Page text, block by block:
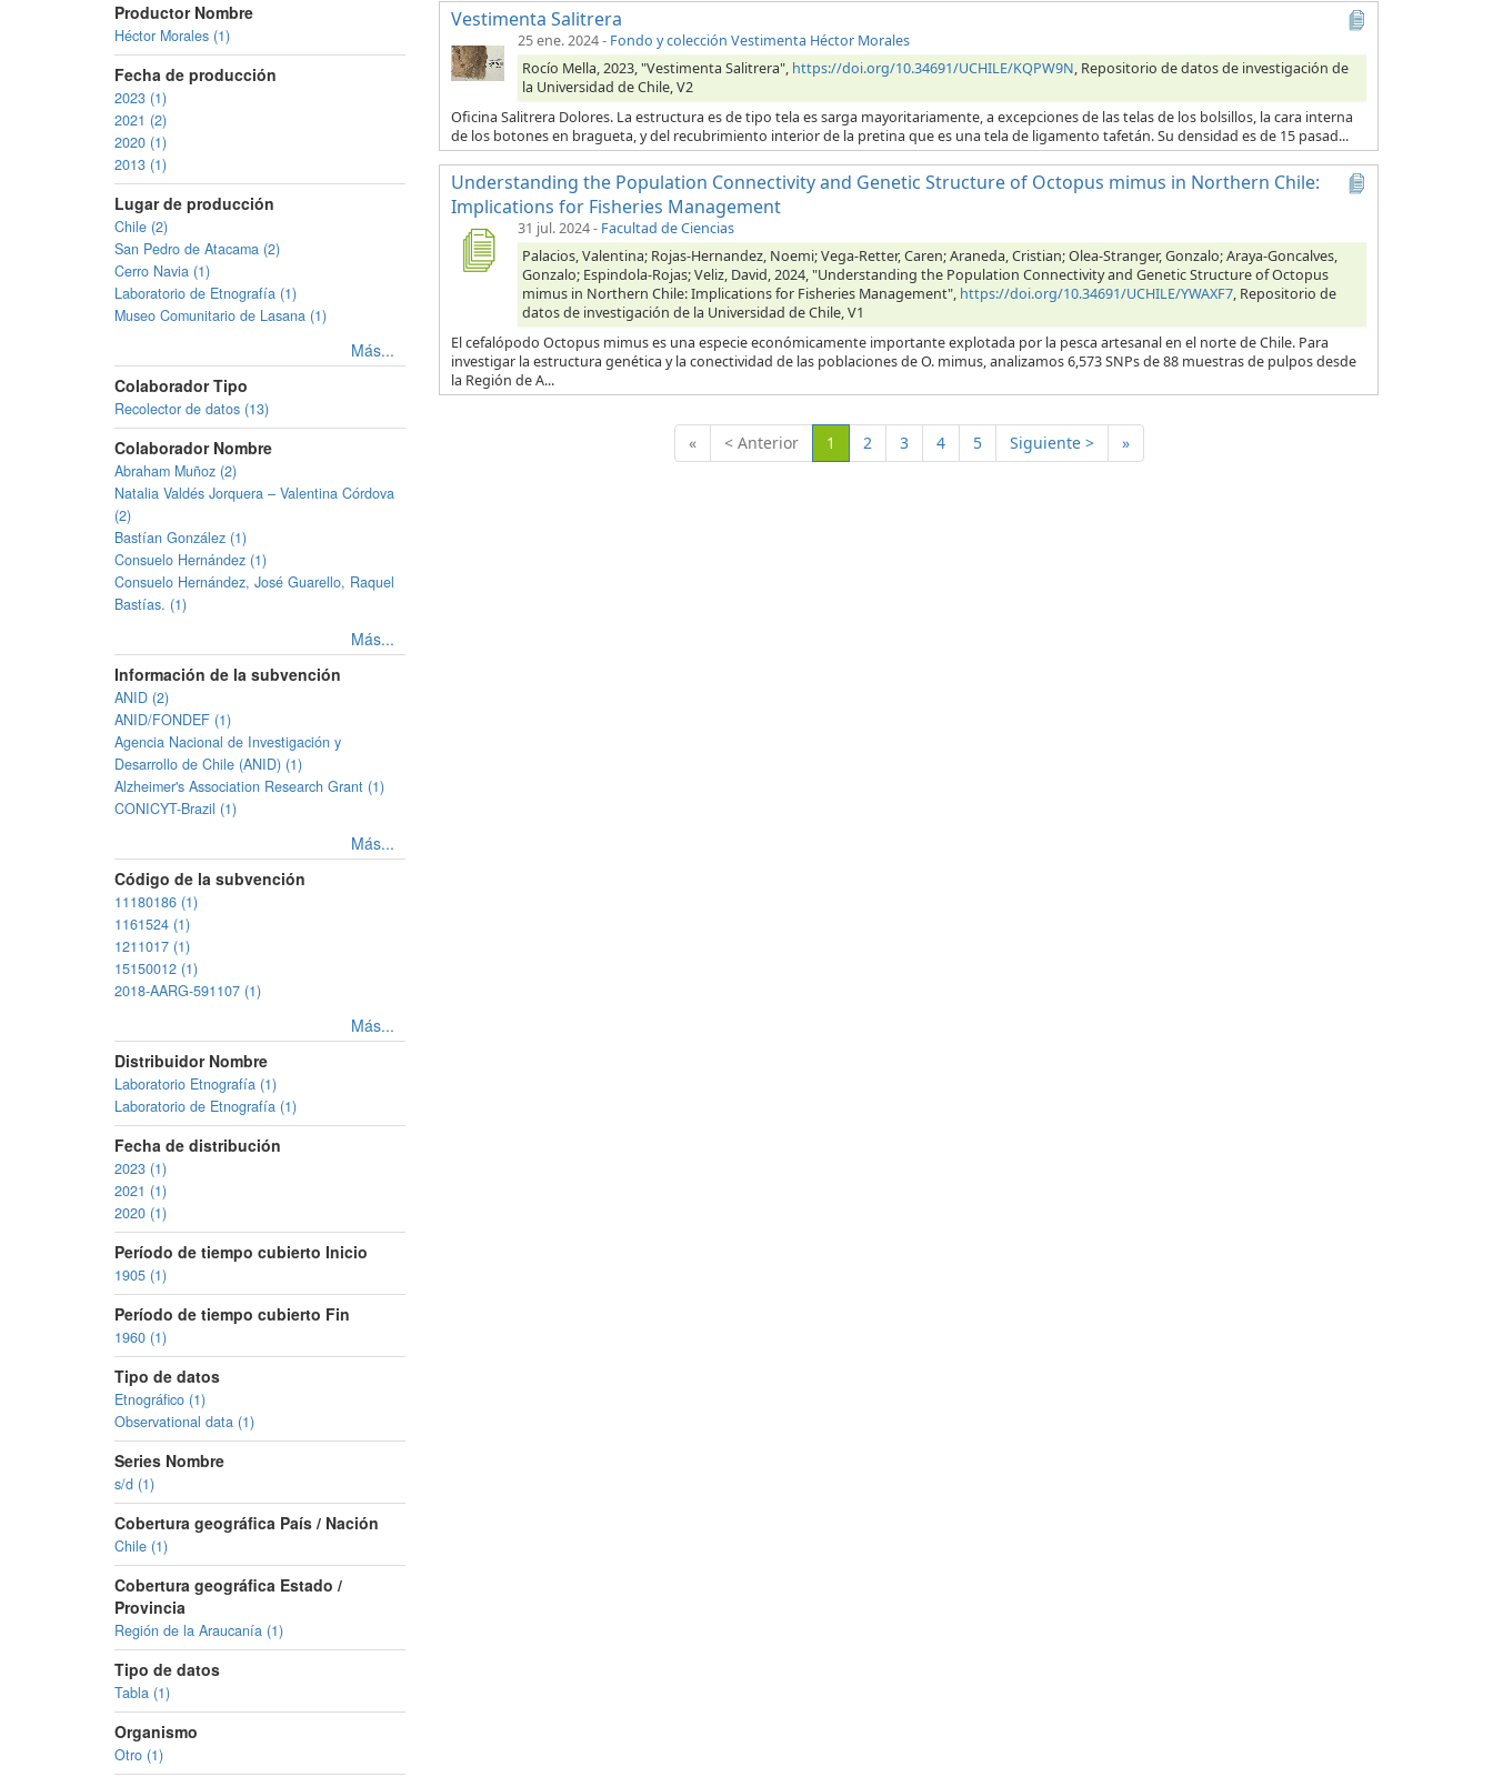
Productor Nombre
Héctor Morales (1)
Fecha de producción
2023 (1)
2021 (2)
2020 (1)
2013 (1)
Lugar de producción
Chile (2)
San Pedro de Atacama (2)
Cerro Navia (1)
Laboratorio de Etnografía (1)
Museo Comunitario de Lasana (1)
Más...
Colaborador Tipo
Recolector de datos (13)
Colaborador Nombre
Abraham Muñoz (2)
Natalia Valdés Jorquera – Valentina Córdova
(2)
Bastían González (1)
Consuelo Hernández (1)
Consuelo Hernández, José Guarello, Raquel
Bastías. (1)
Más...
Información de la subvención
ANID (2)
ANID/FONDEF (1)
Agencia Nacional de Investigación y
Desarrollo de Chile (ANID) (1)
Alzheimer's Association Research Grant (1)
CONICYT-Brazil (1)
Más...
Código de la subvención
11180186 (1)
1161524 (1)
1211017 (1)
15150012 (1)
2018-AARG-591107 (1)
Más...
Distribuidor Nombre
Laboratorio Etnografía (1)
Laboratorio de Etnografía (1)
Fecha de distribución
2023 (1)
2021 (1)
2020 (1)
Período de tiempo cubierto Inicio
1905 (1)
Período de tiempo cubierto Fin
1960 (1)
Tipo de datos
Etnográfico (1)
Observational data (1)
Series Nombre
s/d (1)
Cobertura geográfica País / Nación
Chile (1)
Cobertura geográfica Estado /
Provincia
Región de la Araucanía (1)
Tipo de datos
Tabla (1)
Organismo
Otro (1)
Vestimenta Salitrera
25 ene. 2024- Fondo y colección Vestimenta Héctor Morales
Rocío Mella, 2023, "Vestimenta Salitrera", https://doi.org/10.34691/UCHILE/KQPW9N, Repositorio de datos de investigación de
la Universidad de Chile, V2
Oficina Salitrera Dolores. La estructura es de tipo tela es sarga mayoritariamente, a excepciones de las telas de los bolsillos, la cara interna
de los botones en bragueta, y del recubrimiento interior de la pretina que es una tela de ligamento tafetán. Su densidad es de 15 pasad...
Understanding the Population Connectivity and Genetic Structure of Octopus mimus in Northern Chile:
Implications for Fisheries Management
31 jul. 2024- Facultad de Ciencias
Palacios, Valentina; Rojas-Hernandez, Noemi; Vega-Retter, Caren; Araneda, Cristian; Olea-Stranger, Gonzalo; Araya-Goncalves,
Gonzalo; Espindola-Rojas; Veliz, David, 2024, "Understanding the Population Connectivity and Genetic Structure of Octopus
mimus in Northern Chile: Implications for Fisheries Management", https://doi.org/10.34691/UCHILE/YWAXF7, Repositorio de
datos de investigación de la Universidad de Chile, V1
El cefalópodo Octopus mimus es una especie económicamente importante explotada por la pesca artesanal en el norte de Chile. Para
investigar la estructura genética y la conectividad de las poblaciones de O. mimus, analizamos 6,573 SNPs de 88 muestras de pulpos desde
la Región de A...
« < Anterior 1 (Actual)
2 3 4 5 Siguiente > »